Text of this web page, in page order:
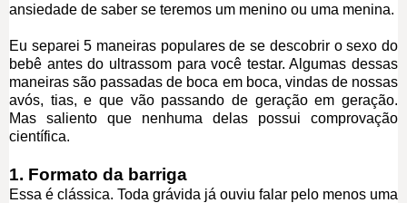
ansiedade de saber se teremos um menino ou uma menina.
Eu separei 5 maneiras populares de se descobrir o sexo do
bebê antes do ultrassom para você testar. Algumas dessas
maneiras são passadas de boca em boca, vindas de nossas
avós, tias, e que vão passando de geração em geração.
Mas saliento que nenhuma delas possui comprovação
científica.
1. Formato da barriga
Essa é clássica. Toda grávida já ouviu falar pelo menos uma